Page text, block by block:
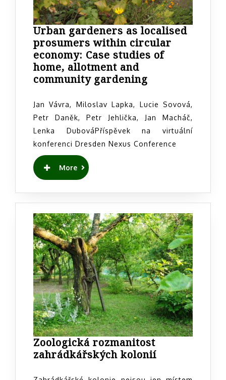
Urban gardeners as localised
prosumers within circular
economy: Case studies of
home, allotment and
community gardening
as
localised
prosumers
within
circular
of
home,
allotment
and
community
gardening
Jan Vávra, Miloslav Lapka, Lucie Sovová,
Petr Daněk, Petr Jehlička, Jan Macháč,
Lenka DubováPříspěvek na virtuální
konferenci Dresden Nexus Conference
More
READ
MORE
Zoologická rozmanitost
zahrádkářských koloniíZoologická